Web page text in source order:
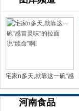
宅家n多天,就靠这一碗“感
河南食品